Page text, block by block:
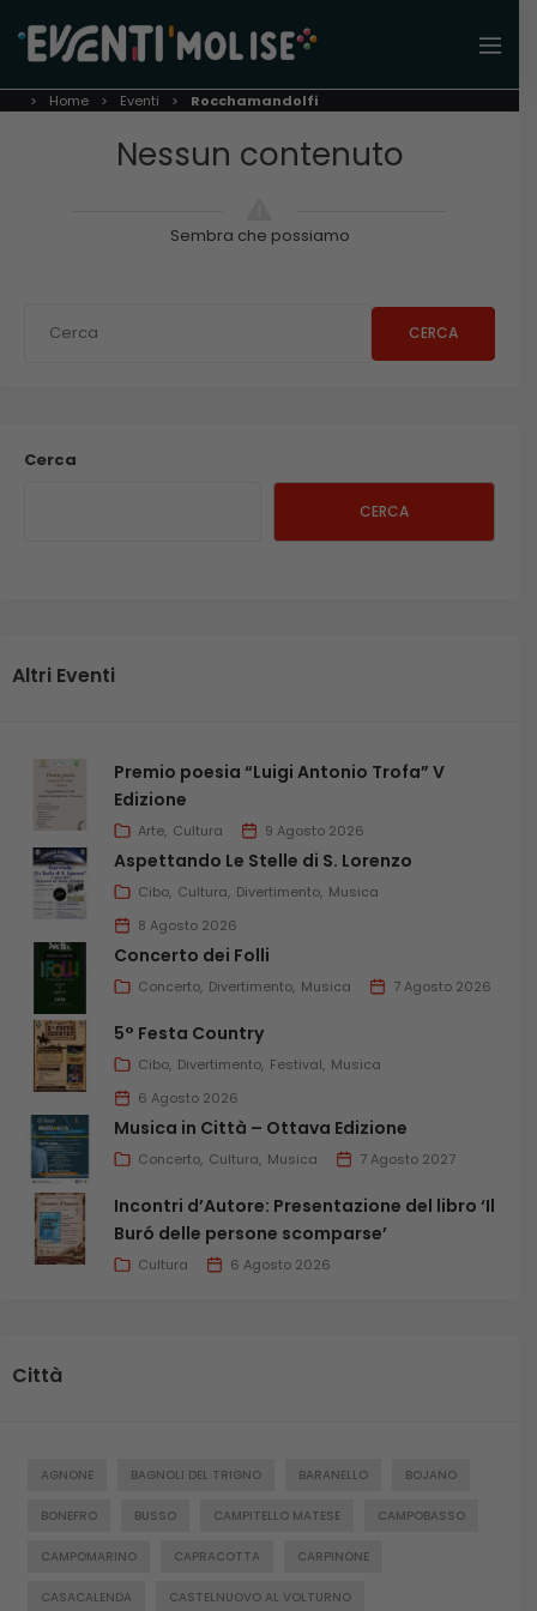
Home Eventi Rocchamandolfi
Nessun contenuto
Sembra che possiamo
CERCA
Cerca
CERCA
Altri Eventi
Premio poesia “Luigi Antonio Trofa” V
Edizione
Arte Cultura 9 Agosto 2026
Aspettando Le Stelle di S. Lorenzo
Cibo Cultura Divertimento Musica
8 Agosto 2026
Concerto dei Folli
Concerto Divertimento Musica 7 Agosto 2026
5° Festa Country
Cibo Divertimento Festival Musica
6 Agosto 2026
Musica in Città – Ottava Edizione
Concerto Cultura Musica 7 Agosto 2027
Incontri d’Autore: Presentazione del libro ‘Il
Buró delle persone scomparse’
Cultura 6 Agosto 2026
Città
AGNONE BAGNOLI DEL TRIGNO BARANELLO BOJANO
BONEFRO BUSSO CAMPITELLO MATESE CAMPOBASSO
CAMPOMARINO CAPRACOTTA CARPINONE
CASACALENDA CASTELNUOVO AL VOLTURNO